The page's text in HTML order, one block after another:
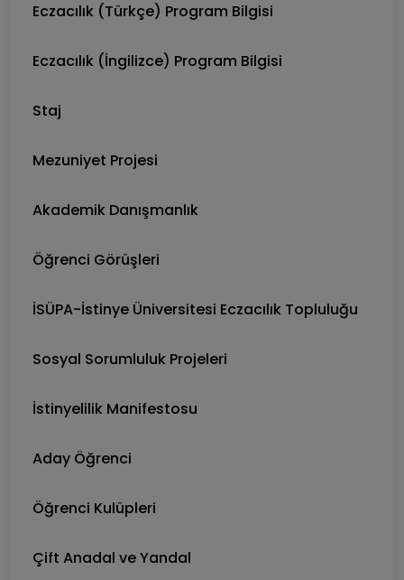
Eczacılık (Türkçe) Program Bilgisi
Eczacılık (İngilizce) Program Bilgisi
Staj
Mezuniyet Projesi
Akademik Danışmanlık
Öğrenci Görüşleri
İSÜPA-İstinye Üniversitesi Eczacılık Topluluğu
Sosyal Sorumluluk Projeleri
İstinyelilik Manifestosu
Aday Öğrenci
Öğrenci Kulüpleri
Çift Anadal ve Yandal